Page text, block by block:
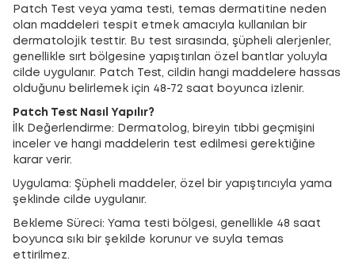
Patch Test veya yama testi, temas dermatitine neden
olan maddeleri tespit etmek amacıyla kullanılan bir
dermatolojik testtir. Bu test sırasında, şüpheli alerjenler,
genellikle sırt bölgesine yapıştırılan özel bantlar yoluyla
cilde uygulanır. Patch Test, cildin hangi maddelere hassas
olduğunu belirlemek için 48-72 saat boyunca izlenir.
Patch Test Nasıl Yapılır?
İlk Değerlendirme: Dermatolog, bireyin tıbbi geçmişini
inceler ve hangi maddelerin test edilmesi gerektiğine
karar verir.
Uygulama: Şüpheli maddeler, özel bir yapıştırıcıyla yama
şeklinde cilde uygulanır.
Bekleme Süreci: Yama testi bölgesi, genellikle 48 saat
boyunca sıkı bir şekilde korunur ve suyla temas
ettirilmez.